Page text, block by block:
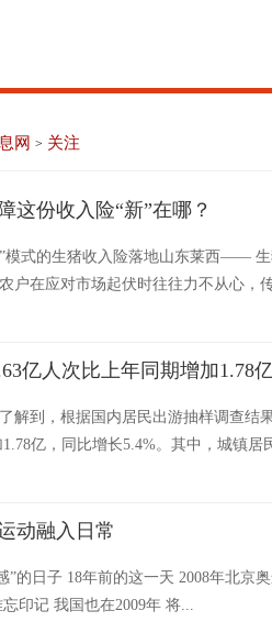
网 > 关注
这份收入险“新”在哪？
模式的生猪收入险落地山东莱西——
户在应对市场起伏时往往力不从心，
亿人次比上年同期增加1.78
解到，根据国内居民出游抽样调查结
亿，同比增长5.4%。其中，城镇居
动融入日常
”的日子 18年前的这一天 2008年北京
印记 我国也在2009年 将...